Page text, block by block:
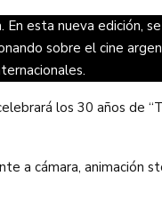
esta nueva edición,
sobre el cine
los 30 años de
a cámara, animación